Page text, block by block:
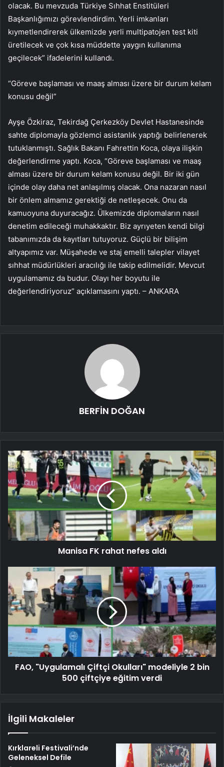
olacak. Bu mevzuda Türkiye Sıhhat Enstitüleri
Başkanlığımızı görevlendirdim. Yerli imkanları
kıymetlendirerek ülkemizde yerli multipatojen test kiti
üretilecek ve çok kısa müddette yaygın kullanıma
geçilecek” ifadelerini kullandı.
“Göreve başlaması ve maaş alması üzere bir durum kelam
konusu değil”
Ayşe Özkiraz, Tekirdağ Çerkezköy Devlet Hastanesinde
sahte diplomayla gözlemci asistanlık yaptığı belirlenerek
tutuklanmıştı. Sağlık Bakanı Fahrettin Koca, olaya ilişkin
değerlendirme yaptı. Koca, “Göreve başlaması ve maaş
alması üzere bir durum kelam konusu değil. Bir iki gün
içinde olay daha net anlaşılmış olacak. Ona nazaran nasıl
bir önlem almamız gerektiği de netleşecek. Onu da
kamuoyuna duyuracağız. Ülkemizde diplomaların nasıl
denetim edileceği muhakkaktır. Biz ayrıyeten kendi bilgi
tabanımızda da kayıtları tutuyoruz. Güçlü bir bilişim
altyapımız var. Müşahede ve staj emelli talepler vilayet
sıhhat müdürlükleri aracılığı ile takip edilmelidir. Mevcut
uygulamamız da budur. Olayı her boyutu ile
değerlendiriyoruz” açıklamasını yaptı. – ANKARA
BERFİN DOĞAN
Manisa FK rahat nefes aldı
FAO, "Uygulamalı Çiftçi Okulları" modeliyle 2 bin
500 çiftçiye eğitim verdi
İlgili Makaleler
Kırklareli Festivali’nde
Geleneksel Defile